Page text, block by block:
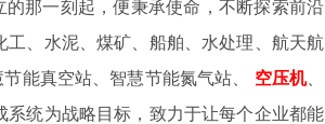
的那一刻起，便秉承使命，不断探索前沿
、水泥、煤矿、船舶、水处理、航天航
能真空站、智慧节能氮气站、 空压机、
统为战略目标，致力于让每个企业都能